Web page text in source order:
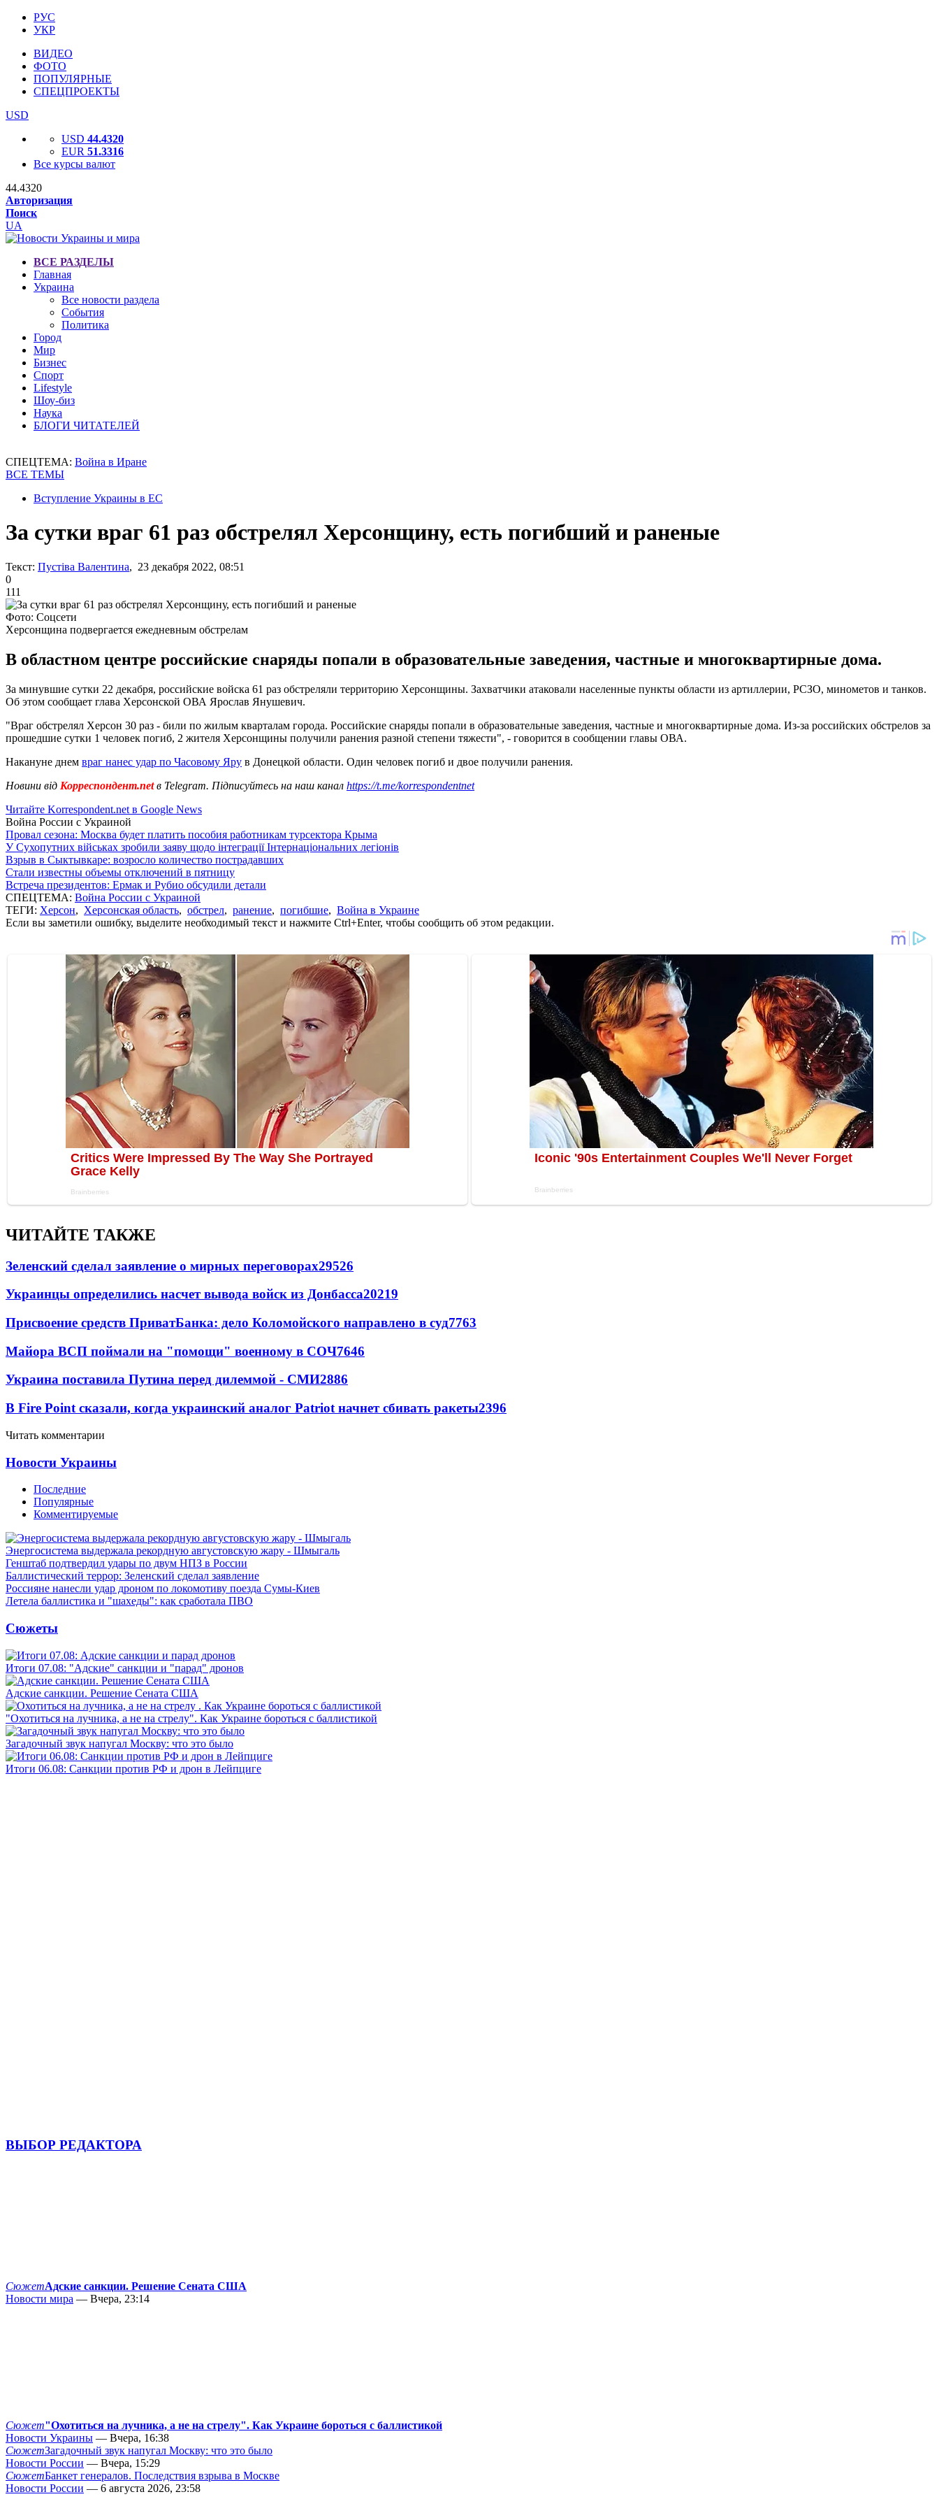
РУС
УКР
ВИДЕО
ФОТО
ПОПУЛЯРНЫЕ
СПЕЦПРОЕКТЫ
USD
USD 44.4320
EUR 51.3316
Все курсы валют
44.4320
Авторизация
Поиск
UA
ВСЕ РАЗДЕЛЫ
Главная
Украина
Все новости раздела
События
Политика
Город
Мир
Бизнес
Спорт
Lifestyle
Шоу-биз
Наука
БЛОГИ ЧИТАТЕЛЕЙ
СПЕЦТЕМА: Война в Иране
ВСЕ ТЕМЫ
Вступление Украины в ЕС
За сутки враг 61 раз обстрелял Херсонщину, есть погибший и раненые
Текст: Пустіва Валентина, 23 декабря 2022, 08:51
0
111
Фото: Соцсети
Херсонщина подвергается ежедневным обстрелам
В областном центре российские снаряды попали в образовательные заведения, частные и многоквартирные дома.
За минувшие сутки 22 декабря, российские войска 61 раз обстреляли территорию Херсонщины. Захватчики атаковали населенные пункты области из артиллерии, РСЗО, минометов и танков.
Об этом сообщает глава Херсонской ОВА Ярослав Янушевич.
"Враг обстрелял Херсон 30 раз - били по жилым кварталам города. Российские снаряды попали в образовательные заведения, частные и многоквартирные дома. Из-за российских обстрелов за
прошедшие сутки 1 человек погиб, 2 жителя Херсонщины получили ранения разной степени тяжести", - говорится в сообщении главы ОВА.
Накануне днем враг нанес удар по Часовому Яру в Донецкой области. Один человек погиб и двое получили ранения.
Новини від Корреспондент.netв Telegram. Підписуйтесь на наш канал https://t.me/korrespondentnet
Читайте Korrespondent.net в Google News
Война России с Украиной
Провал сезона: Москва будет платить пособия работникам турсектора Крыма
У Сухопутних військах зробили заяву щодо інтеграції Інтернаціональних легіонів
Взрыв в Сыктывкаре: возросло количество пострадавших
Стали известны объемы отключений в пятницу
Встреча президентов: Ермак и Рубио обсудили детали
СПЕЦТЕМА: Война России с Украиной
ТЕГИ: Херсон, Херсонская область, обстрел, ранение, погибшие, Война в Украине
Если вы заметили ошибку, выделите необходимый текст и нажмите Ctrl+Enter, чтобы сообщить об этом редакции.
ЧИТАЙТЕ ТАКЖЕ
Зеленский сделал заявление о мирных переговорах29526
Украинцы определились насчет вывода войск из Донбасса20219
Присвоение средств ПриватБанка: дело Коломойского направлено в суд7763
Майора ВСП поймали на "помощи" военному в СОЧ7646
Украина поставила Путина перед дилеммой - СМИ2886
В Fire Point сказали, когда украинский аналог Patriot начнет сбивать ракеты2396
Читать комментарии
Новости Украины
Последние
Популярные
Комментируемые
Энергосистема выдержала рекордную августовскую жару - Шмыгаль
Генштаб подтвердил удары по двум НПЗ в России
Баллистический террор: Зеленский сделал заявление
Россияне нанесли удар дроном по локомотиву поезда Сумы-Киев
Летела баллистика и "шахеды": как сработала ПВО
Сюжеты
Итоги 07.08: "Адские" санкции и "парад" дронов
Адские санкции. Решение Сената США
"Охотиться на лучника, а не на стрелу". Как Украине бороться с баллистикой
Загадочный звук напугал Москву: что это было
Итоги 06.08: Санкции против РФ и дрон в Лейпциге
ВЫБОР РЕДАКТОРА
СюжетАдские санкции. Решение Сената США
Новости мира — Вчера, 23:14
Сюжет"Охотиться на лучника, а не на стрелу". Как Украине бороться с баллистикой
Новости Украины — Вчера, 16:38
СюжетЗагадочный звук напугал Москву: что это было
Новости России — Вчера, 15:29
СюжетБанкет генералов. Последствия взрыва в Москве
Новости России — 6 августа 2026, 23:58